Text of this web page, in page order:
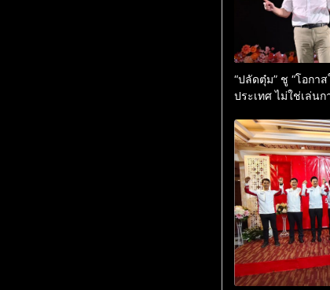
“ปลัดตุ๋ม” ชู “โอกา
ประเทศ ไม่ใช่เล่นก